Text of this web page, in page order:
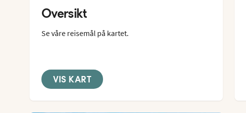
Oversikt
Se våre reisemål på kartet.
VIS KART